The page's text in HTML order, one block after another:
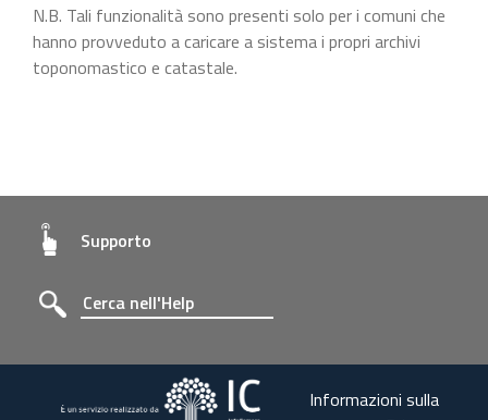
N.B. Tali funzionalità sono presenti solo per i comuni che
hanno provveduto a caricare a sistema i propri archivi
toponomastico e catastale.
Supporto
Informazioni sulla